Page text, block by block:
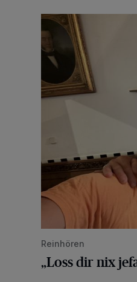
„Loss dir nix jefalle“ in
Reinhören
„Loss dir nix